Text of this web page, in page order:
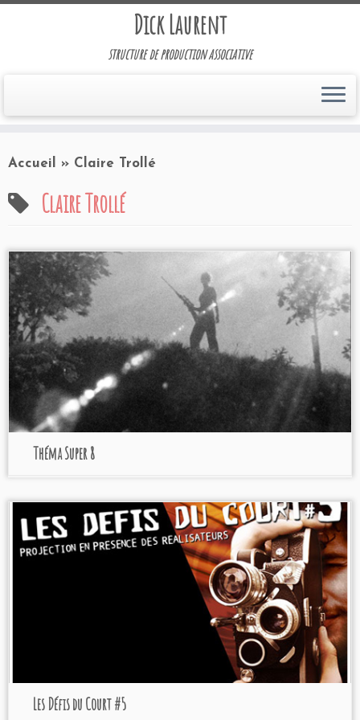
Dick Laurent
structure de production associative
Accueil » Claire Trollé
Claire Trollé
Théma Super 8
Les Etoiles à Bruay-la-
Les Défis du Court #5